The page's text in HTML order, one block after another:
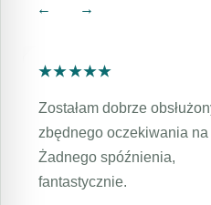
← →
★★★★★
★★★★★
Zostałam dobrze
zbędnego oczekiwania
Żadnego spóźnienia,
fantastycznie.